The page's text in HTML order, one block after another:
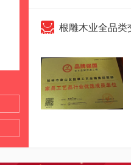
￥ 125.0万 元
76844°
商务
根雕木业全品类交易